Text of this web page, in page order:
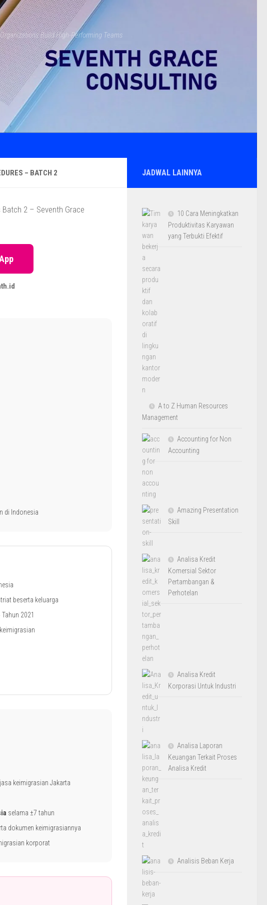
Build High-Performing Teams
– BATCH 2
di Indonesia
beserta keluarga
2021
keimigrasian Jakarta
selama ±7 tahun
dokumen keimigrasiannya
korporat
JADWAL LAINNYA
10 Cara Meningkatkan
Produktivitas Karyawan
yang Terbukti Efektif
A to Z Human Resources
Management
Accounting for Non
Accounting
Amazing Presentation
Skill
Analisa Kredit
Komersial Sektor
Pertambangan &
Perhotelan
Analisa Kredit
Korporasi Untuk Industri
Analisa Laporan
Keuangan Terkait Proses
Analisa Kredit
Analisis Beban Kerja